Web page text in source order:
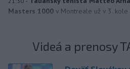
Masters 1000 v Montreale už v 3. kole
Videá a prenosy